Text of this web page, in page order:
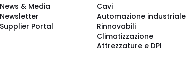
News & Media
Newsletter
Supplier Portal
Cavi
Automazione industriale
Rinnovabili
Climatizzazione
Attrezzature e DPI